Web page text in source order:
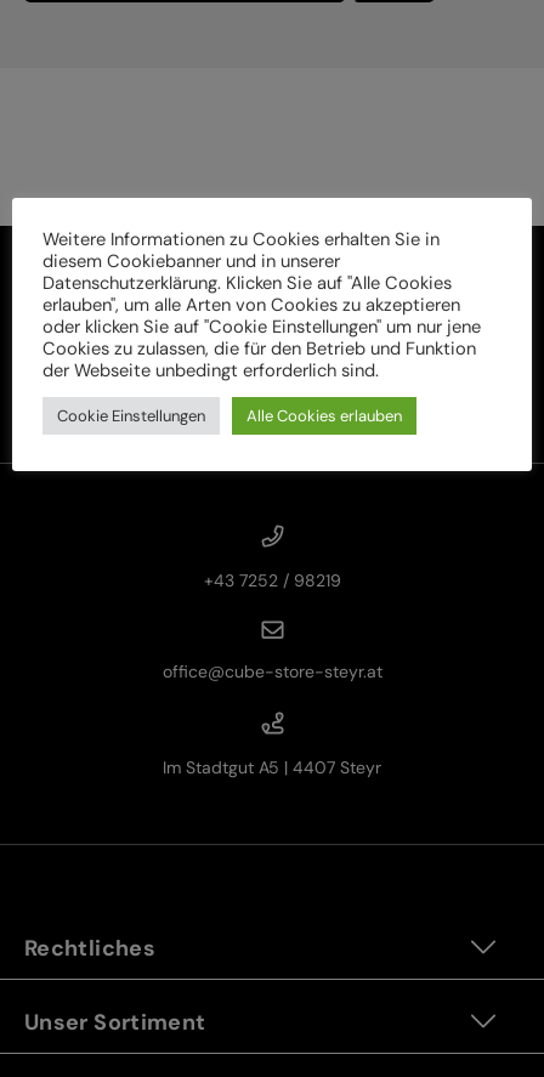
+43 7252 / 98219
office@cube-store-steyr.at
Im Stadtgut A5 | 4407 Steyr
Rechtliches
Unser Sortiment
Weitere Informationen zu Cookies erhalten Sie in
diesem Cookiebanner und in unserer
Datenschutzerklärung. Klicken Sie auf "Alle Cookies
erlauben", um alle Arten von Cookies zu akzeptieren
oder klicken Sie auf "Cookie Einstellungen" um nur jene
Cookies zu zulassen, die für den Betrieb und Funktion
der Webseite unbedingt erforderlich sind.
Cookie Einstellungen Alle Cookies erlauben